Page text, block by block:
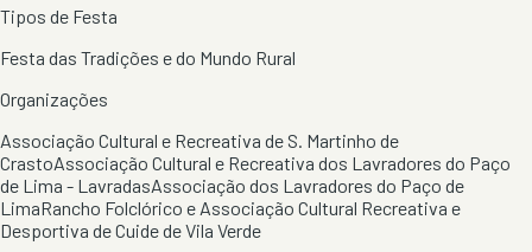
Tipos de Festa
Festa das Tradições e do Mundo Rural
Organizações
Associação Cultural e Recreativa de S. Martinho de
CrastoAssociação Cultural e Recreativa dos Lavradores do Paço
de Lima - LavradasAssociação dos Lavradores do Paço de
LimaRancho Folclórico e Associação Cultural Recreativa e
Desportiva de Cuide de Vila Verde